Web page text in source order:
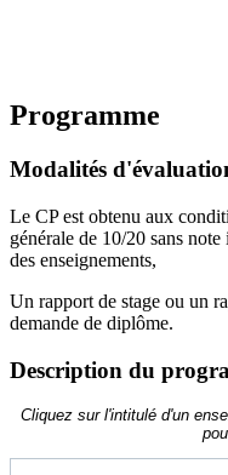
Programme
Modalités
Le CP est obtenu aux
générale de 10/20 sans
des enseignements,
Un rapport de stage ou un
demande de diplôme.
Description du
Cliquez sur l'intitulé d'un